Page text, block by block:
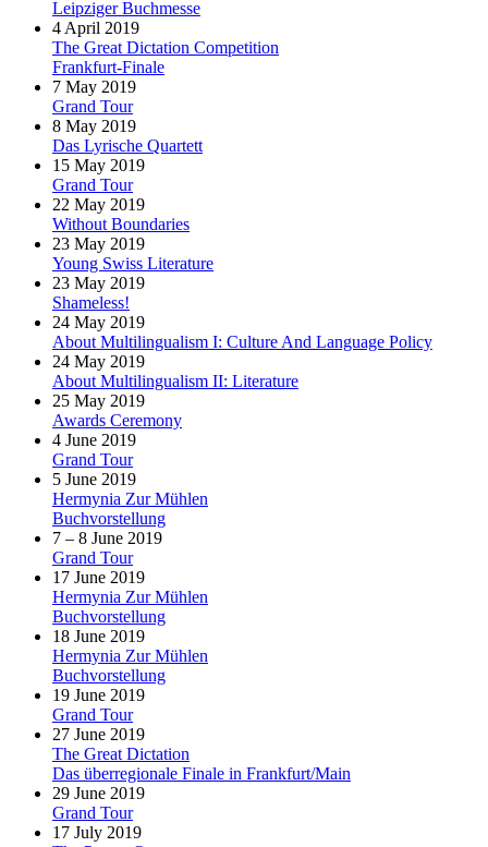
Leipziger Buchmesse
4 April 2019
The Great Dictation Competition
Frankfurt-Finale
7 May 2019
Grand Tour
8 May 2019
Das Lyrische Quartett
15 May 2019
Grand Tour
22 May 2019
Without Boundaries
23 May 2019
Young Swiss Literature
23 May 2019
Shameless!
24 May 2019
About Multilingualism I: Culture And Language Policy
24 May 2019
About Multilingualism II: Literature
25 May 2019
Awards Ceremony
4 June 2019
Grand Tour
5 June 2019
Hermynia Zur Mühlen
Buchvorstellung
7 – 8 June 2019
Grand Tour
17 June 2019
Hermynia Zur Mühlen
Buchvorstellung
18 June 2019
Hermynia Zur Mühlen
Buchvorstellung
19 June 2019
Grand Tour
27 June 2019
The Great Dictation
Das überregionale Finale in Frankfurt/Main
29 June 2019
Grand Tour
17 July 2019